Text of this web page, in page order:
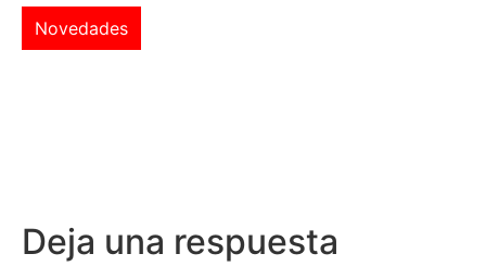
Novedades
Deja una respuesta